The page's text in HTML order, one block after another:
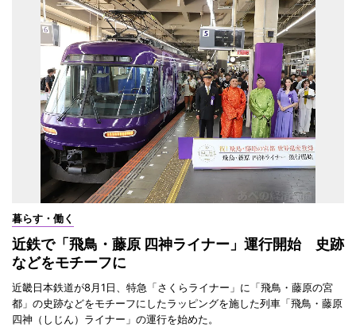
暮らす・働く
近鉄で「飛鳥・藤原 四神ライナー」運行開始 史跡
などをモチーフに
近畿日本鉄道が8月1日、特急「さくらライナー」に「飛鳥・藤原の宮
都」の史跡などをモチーフにしたラッピングを施した列車「飛鳥・藤原
四神（しじん）ライナー」の運行を始めた。